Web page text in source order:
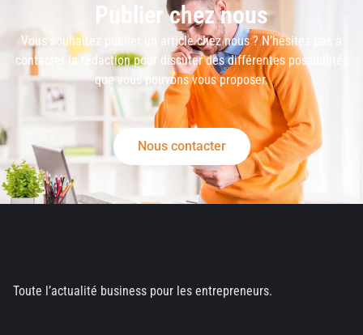
Publier chez nous
Vous souhaitez publier un article chez nous ? N’hésitez pas à
contacter la rédaction pour discuter des différentes possibilités
que vous pouvons vous proposer.
Nous contacter
Toute l’actualité business pour les entrepreneurs.